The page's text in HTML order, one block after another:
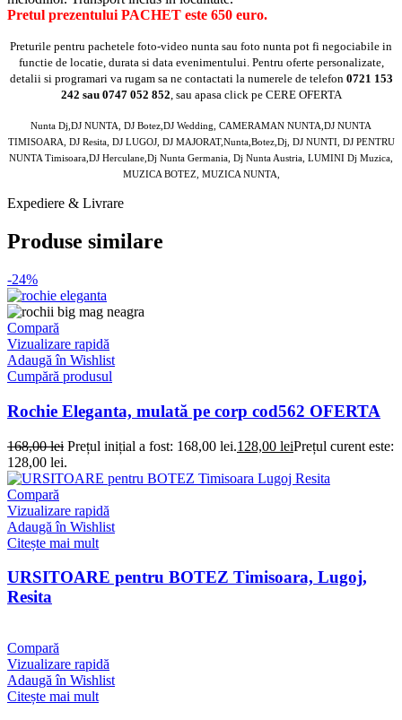
Pretul prezentului PACHET este 650 euro.
Preturile pentru pachetele foto-video nunta sau foto nunta pot fi negociabile in
functie de locatie, durata si data evenimentului. Pentru oferte personalizate,
detalii si programari va rugam sa ne contactati la numerele de telefon 0721 153
242 sau 0747 052 852, sau apasa click pe CERE OFERTA
Nunta Dj,DJ NUNTA, DJ Botez,DJ Wedding, CAMERAMAN NUNTA,DJ NUNTA
TIMISOARA, DJ Resita, DJ LUGOJ, DJ MAJORAT,Nunta,Botez,Dj, DJ NUNTI, DJ PENTRU
NUNTA Timisoara,DJ Herculane,Dj Nunta Germania, Dj Nunta Austria, LUMINI Dj Muzica,
MUZICA BOTEZ, MUZICA NUNTA,
Expediere & Livrare
Produse similare
-24%
Compară
Vizualizare rapidă
Adaugă în Wishlist
Cumpără produsul
Rochie Eleganta, mulată pe corp cod562 OFERTA
168,00lei Prețul inițial a fost: 168,00 lei.128,00 leiPrețul curent este:
128,00 lei.
Compară
Vizualizare rapidă
Adaugă în Wishlist
Citește mai mult
URSITOARE pentru BOTEZ Timisoara, Lugoj,
Resita
Compară
Vizualizare rapidă
Adaugă în Wishlist
Citește mai mult